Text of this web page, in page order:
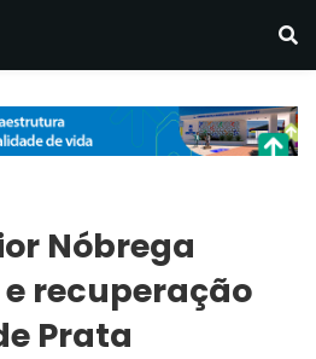
Nóbrega
recuperação
Prata